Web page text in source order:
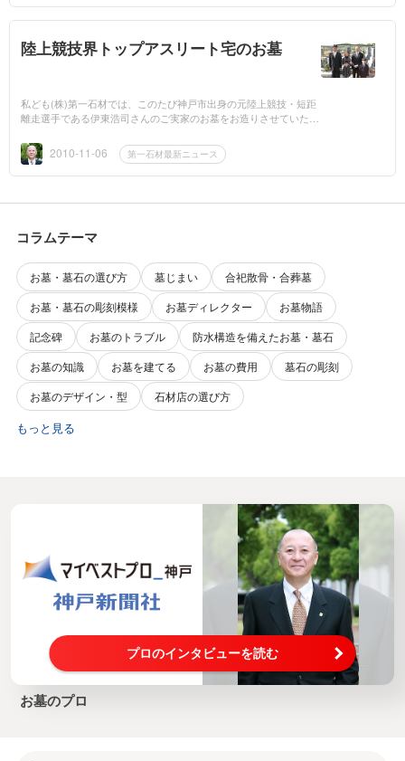
陸上競技界トップアスリート宅のお墓
私ども(株)第一石材では、このたび神戸市出身の元陸上競技・短距
離走選手である伊東浩司さんのご実家のお墓をお造りさせていただ
さんのご両親...
2010-11-06 第一石材最新ニュース
コラムテーマ
お墓・墓石の選び方 墓じまい
合祀散骨・合葬墓
お墓・墓石の彫刻模様
お墓ディレクター
お墓物語
記念碑
お墓のトラブル
防水構造を備えたお墓・墓石
お墓の知識
お墓を建てる お墓の費用
墓石の彫刻
お墓のデザイン・型
石材店の選び方
もっと見る
プロのインタビューを読む
お墓のプロ